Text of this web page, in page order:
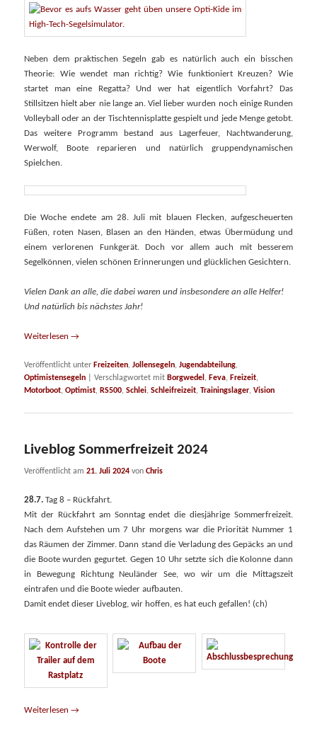
Neben dem praktischen Segeln gab es natürlich auch ein bisschen
Theorie: Wie wendet man richtig? Wie funktioniert Kreuzen? Wie
startet man eine Regatta? Und wer hat eigentlich Vorfahrt? Das
Stillsitzen hielt aber nie lange an. Viel lieber wurden noch einige Runden
Volleyball oder an der Tischtennisplatte gespielt und jede Menge getobt.
Das weitere Programm bestand aus Lagerfeuer, Nachtwanderung,
Werwolf, Boote reparieren und natürlich gruppendynamischen
Spielchen.
Die Woche endete am 28. Juli mit blauen Flecken, aufgescheuerten
Füßen, roten Nasen, Blasen an den Händen, etwas Übermüdung und
einem verlorenen Funkgerät. Doch vor allem auch mit besserem
Segelkönnen, vielen schönen Erinnerungen und glücklichen Gesichtern.
Vielen Dank an alle, die dabei waren und insbesondere an alle Helfer!
Und natürlich bis nächstes Jahr!
Weiterlesen→
Veröffentlicht unter Freizeiten,Jollensegeln,Jugendabteilung,
Optimistensegeln
|Verschlagwortet mit Borgwedel , Feva, Freizeit,
Motorboot,Optimist, RS500,Schlei,Schleifreizeit,Trainingslager,Vision
Liveblog Sommerfreizeit 2024
Veröffentlicht am21. Juli 2024 vonChris
28.7. Tag 8 – Rückfahrt.
Mit der Rückfahrt am Sonntag endet die diesjährige Sommerfreizeit.
Nach dem Aufstehen um 7 Uhr morgens war die Priorität Nummer 1
das Räumen der Zimmer. Dann stand die Verladung des Gepäcks an und
die Boote wurden gegurtet. Gegen 10 Uhr setzte sich die Kolonne dann
in Bewegung Richtung Neuländer See, wo wir um die Mittagszeit
eintrafen und die Boote wieder aufbauten.
Damit endet dieser Liveblog, wir hoffen, es hat euch gefallen! (ch)
Weiterlesen→